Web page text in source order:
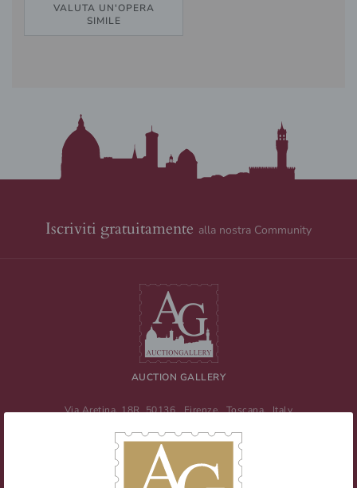
VALUTA UN'OPERA
SIMILE
Iscriviti gratuitamente alla nostra Community
AUCTION GALLERY
Via Aretina, 18R 50136 Firenze,Toscana,Italy
E-mail:info@auctiongallery.it
Partita IVA: